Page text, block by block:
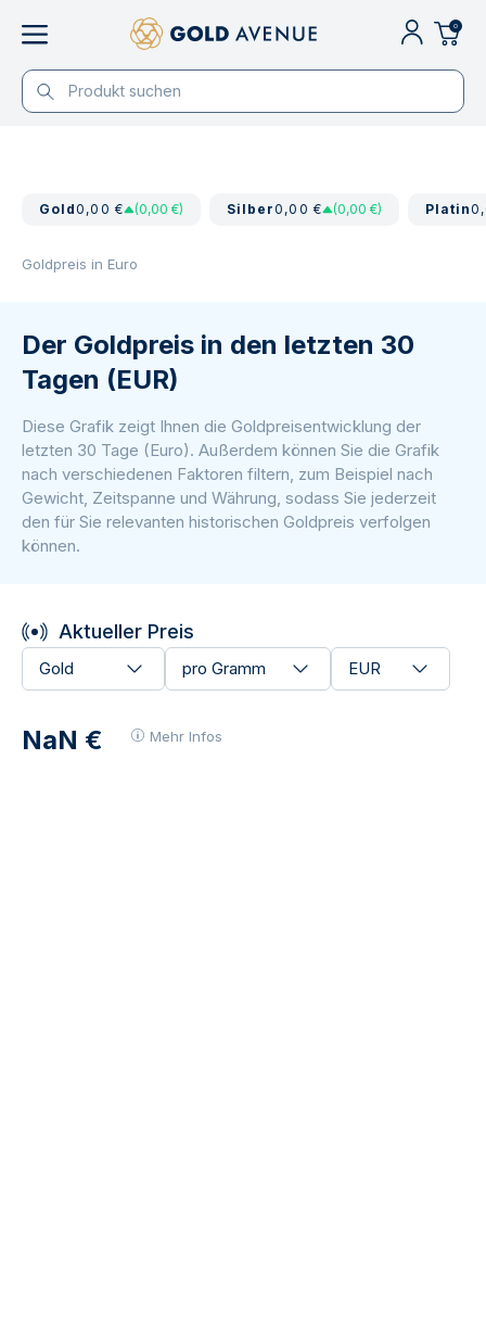
0
Gold0,00 € (0,00 €) Silber0,00 € (0,00 €) Platin
Goldpreis in Euro
Der Goldpreis in den letzten 30
Tagen (EUR)
Diese Grafik zeigt Ihnen die Goldpreisentwicklung der
letzten 30 Tage (Euro). Außerdem können Sie die Grafik
nach verschiedenen Faktoren filtern, zum Beispiel nach
Gewicht, Zeitspanne und Währung, sodass Sie jederzeit
den für Sie relevanten historischen Goldpreis verfolgen
können.
Aktueller Preis
Gold pro Gramm EUR
NaN € Mehr Infos